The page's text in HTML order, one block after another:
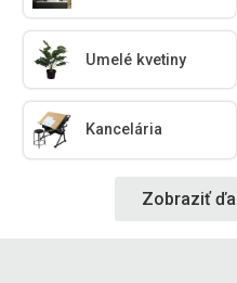
Umelé kvetiny
Kancelária
Zobraziť